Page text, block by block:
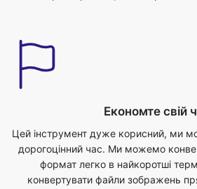
Цей інструмент дуже корисний, ми
дорогоцінний час. Ми можемо
формат легко в найкоротші
конвертувати файли зображень
швидко, безпечно і безкоштовно.
не потрібна. Щоб перетворити
webp, спочатку потрібно
зробити це, просто вибравши